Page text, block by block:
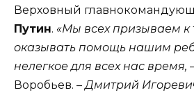
Верховный
Путин. «Мы всех призываем к
оказывать помощь нашим
нелегкое для всех нас время,
Воробьев. –Дмитрий